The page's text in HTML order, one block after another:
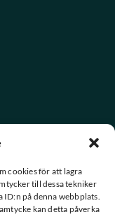
cookies för att lagra
till dessa tekniker
ID:n på denna webbplats.
kan detta påverka